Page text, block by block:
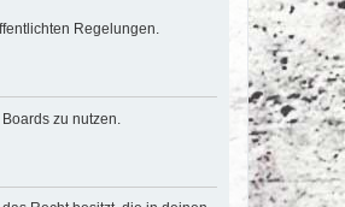
Regelungen.
zu nutzen.